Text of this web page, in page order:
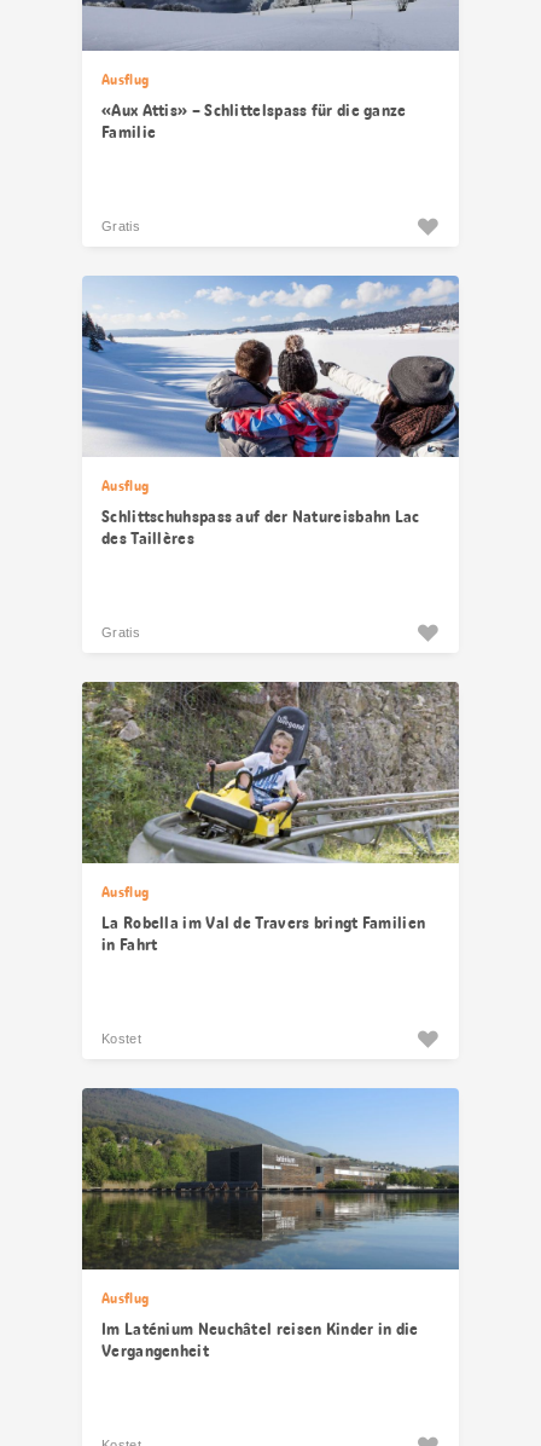
Ausflug
«Aux Attis» – Schlittelspass für die ganze
Familie
Gratis
Ausflug
Schlittschuhspass auf der Natureisbahn Lac
des Taillères
Gratis
Ausflug
La Robella im Val de Travers bringt Familien
in Fahrt
Kostet
Ausflug
Im Laténium Neuchâtel reisen Kinder in die
Vergangenheit